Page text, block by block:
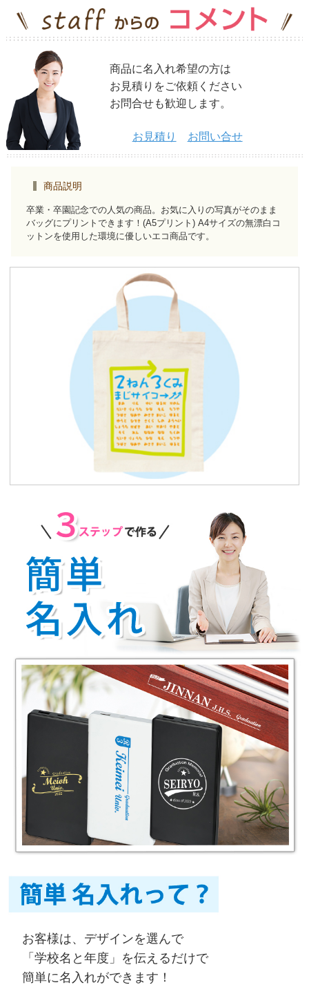
商品に名入れ希望の方は
お見積りをご依頼ください
お問合せも歓迎します。
お見積り お問い合せ
商品説明
卒業・卒園記念での人気の商品。お気に入りの写真がそのまま
バッグにプリントできます！(A5プリント) A4サイズの無漂白コ
ットンを使用した環境に優しいエコ商品です。
お客様は、デザインを選んで
「学校名と年度」を伝えるだけで
簡単に名入れができます！